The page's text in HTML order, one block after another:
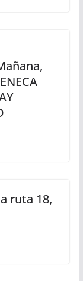
ruta 18,